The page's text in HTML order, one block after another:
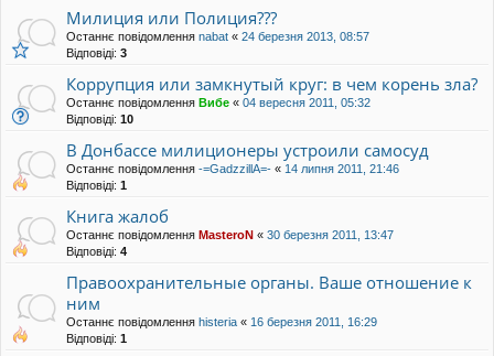
Милиция или Полиция???
Останнє повідомлення nabat « 24 березня 2013, 08:57
Відповіді: 3
Коррупция или замкнутый круг: в чем корень зла?
Останнє повідомлення Вибе « 04 вересня 2011, 05:32
Відповіді: 10
В Донбассе милиционеры устроили самосуд
Останнє повідомлення -=GadzzillA=- « 14 липня 2011, 21:46
Відповіді: 1
Книга жалоб
Останнє повідомлення MasteroN « 30 березня 2011, 13:47
Відповіді: 4
Правоохранительные органы. Ваше отношение к
ним
Останнє повідомлення histeria « 16 березня 2011, 16:29
Відповіді: 1